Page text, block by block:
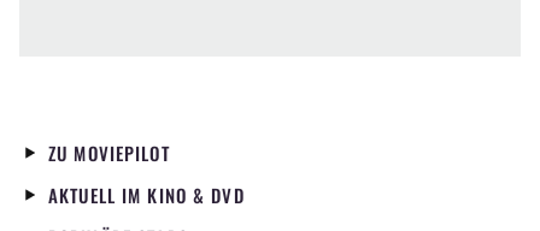
ZU MOVIEPILOT
AKTUELL IM KINO & DVD